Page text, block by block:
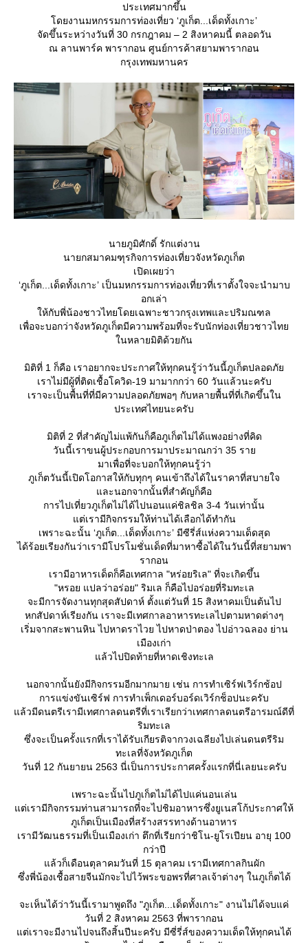
ประเทศมากขึ้น
ดยงานมหกรรมการท่องเที่ยว ‘ภูเก็ต...เด็ดทั้งเกาะ’
จัดขึ้นระหว่างวันที่ 30 กรกฎาคม – 2 สิงหาคมนี้ ตลอดวัน
ณ ลานพาร์ค พารากอน ศูนย์การค้าสยามพารากอน
กรุงเทพมหานคร
นายภูมิศักดิ์ รักแต่งาน
นายกสมาคมฑุรกิจการท่องเที่ยวจังหวัดภูเก็ต
เปิดเผยว่า
‘ภูเก็ต...เด็ดทั้งเกาะ’ เป็นมหกรรมการท่องเที่ยวที่เราตั้งใจจะนำมาบ
อกเล่า
ห้กับพี่น้องชาวไทยโดยเฉพาะชาวกรุงเทพและปริมณฑล
เพื่อจะบอกว่าจังหวัดภูเก็ตมีความพร้อมที่จะรับนักท่องเที่ยวชาวไท
นหลายมิติด้วยกัน
มิติที่ 1 ก็คือ เราอยากจะประกาศให้ทุกคนรู้ว่าวันนี้ภูเก็ตปลอดภั
เราไม่มีผู้ที่ติดเชื้อโควิด-19 มามากกว่า 60 วันแล้วนะครับ
เราจะเป็นพื้นที่ที่มีความปลอดภัยพอๆ กับหลายพื้นที่ที่เกิดขึ้นใน
ประเทศไทยนะครับ
มิติที่ 2 ที่สำคัญไม่แพ้กันก็คือภูเก็ตไม่ได้แพงอย่างที่คิด
วันนี้เราขนผู้ประกอบการมาประมาณกว่า 35 รา
มาเพื่อที่จะบอกให้ทุกคนรู้ว่า
ภูเก็ตวันนี้เปิดโอกาสให้กับทุกๆ คนเข้าถึงได้ในราคาที่สบายใจ
ละนอกจากนั้นที่สำคัญก็คือ
การไปเที่ยวภูเก็ตไม่ได้ไปนอนแค่ชิลชิล 3-4 วันเท่านั้น
ต่เรามีกิจกรรมให้ท่านได้เลือกได้ทำกัน
เพราะฉะนั้น ‘ภูเก็ต...เด็ดทั้งเกาะ’ มีซีรี่ส์แห่งความเด็ดสุด
ได้ร้อยเรียงกันว่าเรามีโปรโมชั่นเด็ดที่มาหาซื้อได้ในวันนี้ที่สยามพา
รากอน
เรามีอาหารเด็ดก็คือเทศกาล "หร่อยริเล" ที่จะเกิดขึ้น
"หรอย แปลว่าอร่อย" ริมเล ก็คือไปอร่อยที่ริมทะเล
จะมีการจัดงานทุกสุดสัปดาห์ ตั้งแต่วันที่ 15 สิงหาคมเป็นต้นไป
หกสัปดาห์เรียงกัน เราจะมีเทศกาลอาหารทะเลไปตามหาดต่างๆ
เริ่มจากสะพานหิน ไปหาดราไวย ไปหาดป่าตอง ไปอ่าวฉลอง ย่าน
เมืองเก่า
ล้วไปปิดท้ายที่หาดเชิงทะเล
นอกจากนั้นยังมีกิจกรรมอีกมากมาย เช่น การทำเซิร์ฟเวิร์กช้อป
การแข่งขันเซิร์ฟ การทำเพ็กเดอร์บอร์ดเวิร์กช็อปนะครับ
ล้วมีดนตรีเรามีเทศกาลดนตรีที่เราเรียกว่าเทศกาลดนตรีอารมณ์ดีที่
ริมทะเล
ซึ่งจะเป็นครั้งแรกที่เราได้รับเกียรติจากวงเฉลียงไปเล่นดนตรีริม
ทะเลที่จังหวัดภูเก็ต
วันที่ 12 กันยายน 2563 นี่เป็นการประกาศครั้งแรกที่นี่เลยนะครับ
เพราะฉะนั้นไปภูเก็ตไม่ได้ไปแค่นอนเล่น
ต่เรามีกิจกรรมท่านสามารถที่จะไปชิมอาหารซึ่งยูเนสโก้ประกาศให้
ภูเก็ตเป็นเมืองที่สร้างสรรทางด้านอาหาร
เรามีวัฒนธรรมที่เป็นเมืองเก่า ตึกที่เรียกว่าชิโน-ยูโรเปียน อายุ 100
กว่าปี
ล้วก็เดือนตุลาคมวันที่ 15 ตุลาคม เรามีเทศกาลกินผัก
ซึ่งพี่น้องเชื้อสายจีนมักจะไปไว้พระขอพรที่ศาลเจ้าต่างๆ ในภูเก็ตได้
จะเห็นได้ว่าวันนี้เรามาพูดถึง "ภูเก็ต...เด็ดทั้งเกาะ" งานไม่ได้จบแค่
วันที่ 2 สิงหาคม 2563 ที่พารากอน
ต่เราจะมีงานไปจนถึงสิ้นปีนะครับ มีซี่รี่ส์ของความเด็ดให้ทุกคนได้